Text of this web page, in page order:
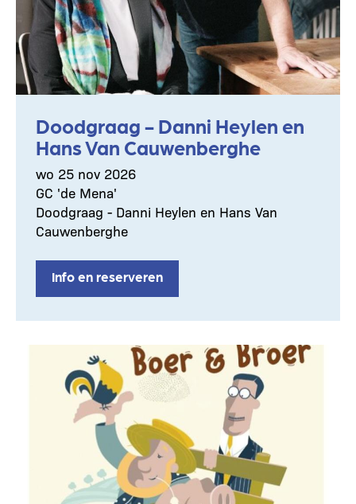
Doodgraag - Danni Heylen en
Hans Van Cauwenberghe
wo 25 nov 2026
GC 'de Mena'
Doodgraag - Danni Heylen en Hans Van
Cauwenberghe
Info en reserveren